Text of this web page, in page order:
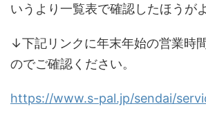
いうより一覧表で確認したほうが
↓下記リンクに年末年始の営業時
のでご確認ください。
https://www.s-pal.jp/sendai/